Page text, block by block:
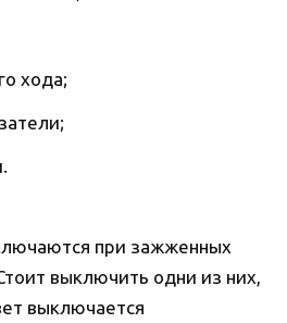
хода;
при зажженных
выключить одни из них,
выключается